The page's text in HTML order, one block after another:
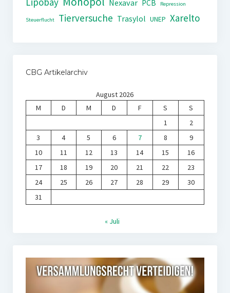
Nexavar PCB Repression
Steuerflucht Tierversuche Trasylol UNEP Xarelto
CBG Artikelarchiv
August 2026
M
D M D F S
S
1
2
3
4 5 6 7 8
9
10
11 12 13 14 15
16
17
18 19 20 21 22
23
24
25 26 27 28 29
30
31
« Juli